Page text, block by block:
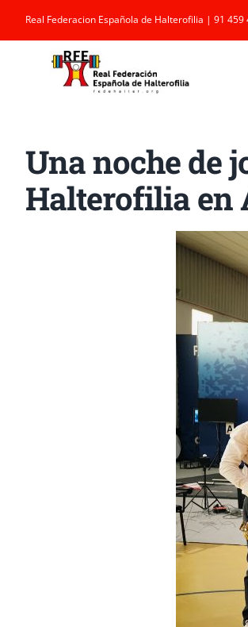
Saltar
al
contenido
Real Federacion Española de Halterofilia | 91 459
Una noche de
Halterofilia en